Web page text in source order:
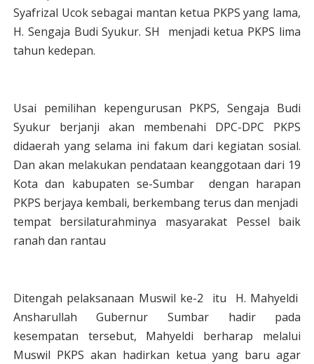
Syafrizal Ucok sebagai mantan ketua PKPS yang lama,
H. Sengaja Budi Syukur. SH menjadi ketua PKPS lima
tahun kedepan.
Usai pemilihan kepengurusan PKPS, Sengaja Budi
Syukur berjanji akan membenahi DPC-DPC PKPS
didaerah yang selama ini fakum dari kegiatan sosial.
Dan akan melakukan pendataan keanggotaan dari 19
Kota dan kabupaten se-Sumbar dengan harapan
PKPS berjaya kembali, berkembang terus dan menjadi
tempat bersilaturahminya masyarakat Pessel baik
ranah dan rantau
Ditengah pelaksanaan Muswil ke-2 itu H. Mahyeldi
Ansharullah Gubernur Sumbar hadir pada
kesempatan tersebut, Mahyeldi berharap melalui
Muswil PKPS akan hadirkan ketua yang baru agar